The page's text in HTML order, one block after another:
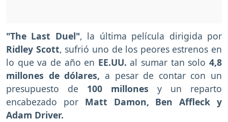
"The Last Duel", la última película dirigida por
Ridley Scott, sufrió uno de los peores estrenos en
lo que va de año en EE.UU. al sumar tan solo4,8
millones de dólares, a pesar de contar con un
presupuesto de 100 millones y un reparto
encabezado porMatt Damon, Ben Affleck y
Adam Driver.